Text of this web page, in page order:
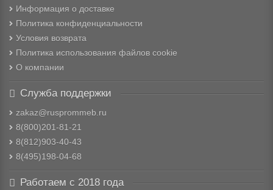
Информация о доставке
Политика конфиденциальности
Условия возврата
Политика использования файлов cookie
О компании
Служба поддержки
zakaz@rusprommeb.ru
8(800)201-81-21
8(812)903-40-43
8(495)198-04-68
Работаем с 2018 года